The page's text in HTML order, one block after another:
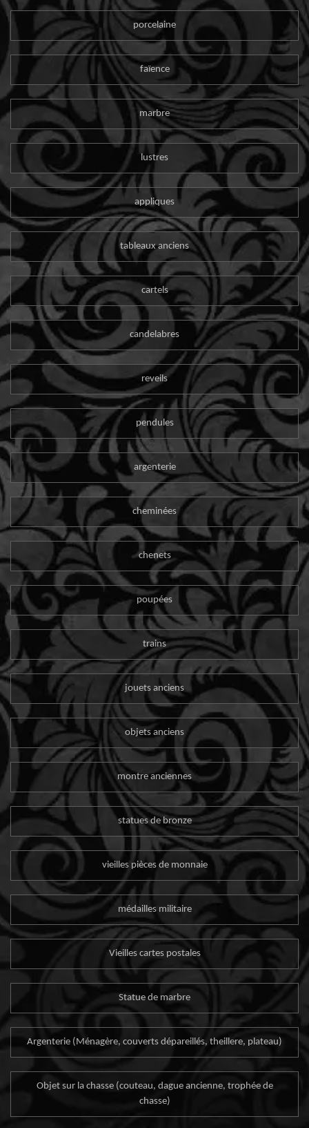
porcelaine
faïence
marbre
lustres
appliques
tableaux anciens
cartels
candelabres
reveils
pendules
argenterie
cheminées
chenets
poupées
trains
jouets anciens
objets anciens
montre anciennes
statues de bronze
vieilles pièces de monnaie
médailles militaire
Vieilles cartes postales
Statue de marbre
Argenterie (Ménagère, couverts dépareillés, theillere, plateau)
Objet sur la chasse (couteau, dague ancienne, trophée de
chasse)